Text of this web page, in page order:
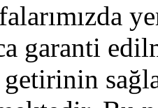
garanti